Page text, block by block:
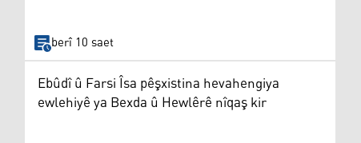
berî 10 saet
Ebûdî û Farsi Îsa pêşxistina hevahengiya
ewlehiyê ya Bexda û Hewlêrê nîqaş kir